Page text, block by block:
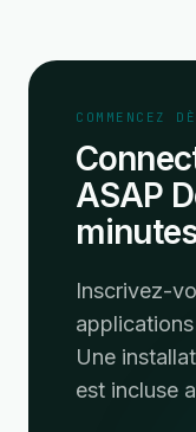
COMMENCEZ
ASAP
Inscrivez-
Une
est incluse